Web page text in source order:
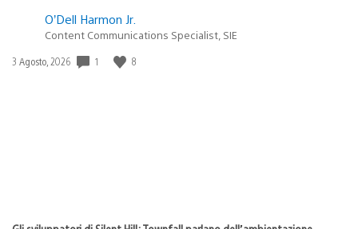
O’Dell Harmon Jr.
Content Communications Specialist, SIE
Data
3 Agosto, 2026 1 8